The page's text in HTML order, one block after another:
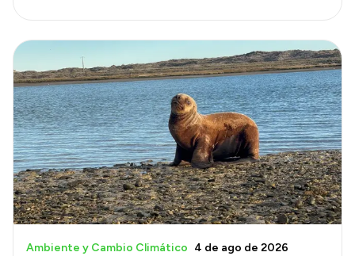
Ambiente y Cambio Climático 4 de ago de 2026